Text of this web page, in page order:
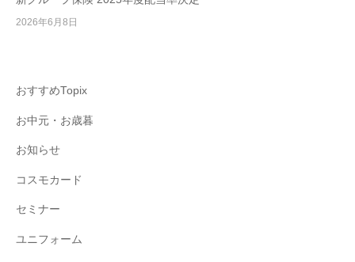
2026年6月8日
おすすめTopix
お中元・お歳暮
お知らせ
コスモカード
セミナー
ユニフォーム